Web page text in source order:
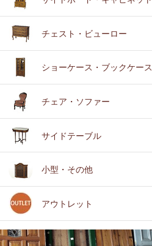
チェスト・ビューロー
ショーケース・ブックケース
チェア・ソファー
サイドテーブル
小型・その他
アウトレット